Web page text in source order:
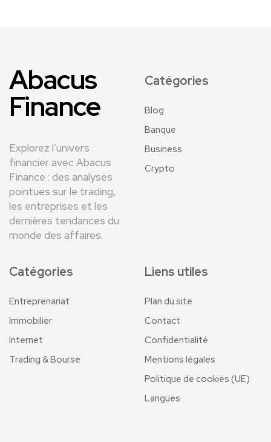
Abacus
Finance
Explorez l’univers
financier avec Abacus
Finance : des analyses
pointues sur le trading,
les entreprises et les
dernières tendances du
monde des affaires.
Catégories
Blog
Banque
Business
Crypto
Catégories
Entreprenariat
Immobilier
Internet
Trading & Bourse
Liens utiles
Plan du site
Contact
Confidentialité
Mentions légales
Politique de cookies (UE)
Langues